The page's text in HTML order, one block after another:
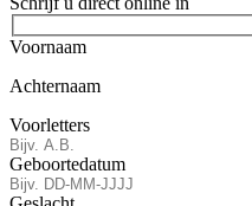
Voornaam
Achternaam
Voorletters
Geboortedatum